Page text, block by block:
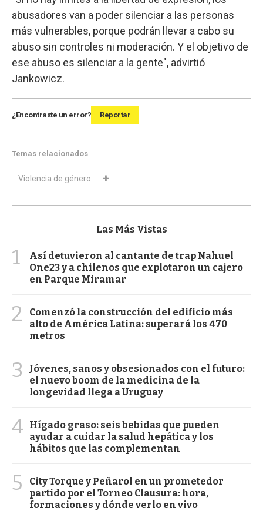
abusadores van a poder silenciar a las personas
más vulnerables, porque podrán llevar a cabo su
abuso sin controles ni moderación. Y el objetivo de
ese abuso es silenciar a la gente", advirtió
Jankowicz.
¿Encontraste un error? Reportar
Temas relacionados
Violencia de género
Las Más Vistas
1
Así detuvieron al cantante de trap Nahuel
One23 y a chilenos que explotaron un cajero
en Parque Miramar
2
Comenzó la construcción del edificio más
alto de América Latina: superará los 470
metros
3
Jóvenes, sanos y obsesionados con el futuro:
el nuevo boom de la medicina de la
longevidad llega a Uruguay
4 Hígado graso: seis bebidas que pueden
ayudar a cuidar la salud hepática y los
hábitos que las complementan
5
City Torque y Peñarol en un prometedor
partido por el Torneo Clausura: hora,
formaciones y dónde verlo en vivo